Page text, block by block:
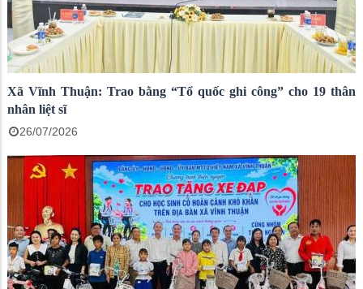
Xã Vĩnh Thuận: Trao bằng “Tổ quốc ghi công” cho 19 thân
nhân liệt sĩ
26/07/2026